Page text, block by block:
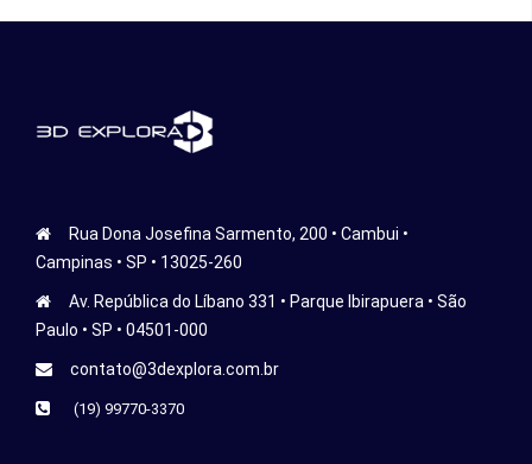
Rua Dona Josefina Sarmento, 200 • Cambui •
Campinas • SP • 13025-260
Av. República do Líbano 331 • Parque Ibirapuera • São
Paulo • SP • 04501-000
contato@3dexplora.com.br
(19) 99770-3370